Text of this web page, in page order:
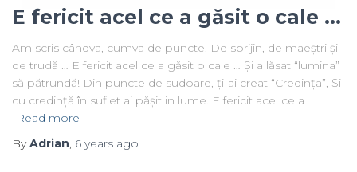
E fericit acel ce a găsit o cale …
Am scris cândva, cumva de puncte, De sprijin, de maeștri și
de trudă … E fericit acel ce a găsit o cale … Și a lăsat “lumina”
să pătrundă! Din puncte de sudoare, ți-ai creat “Credința”, Și
cu credință în suflet ai pășit in lume. E fericit acel ce a
Read more
ByAdrian, 6 years ago